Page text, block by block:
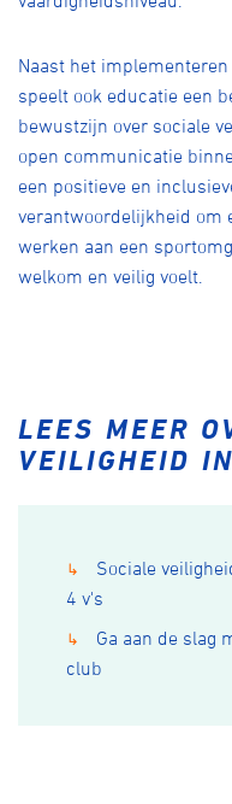
Naast het implementeren
speelt ook educatie een
bewustzijn over sociale
open communicatie
een positieve en
verantwoordelijkheid om
werken aan een
welkom en veilig voelt.
LEES MEER
VEILIGHEID
↳
Sociale
4 v's
↳
Ga aan de slag
club